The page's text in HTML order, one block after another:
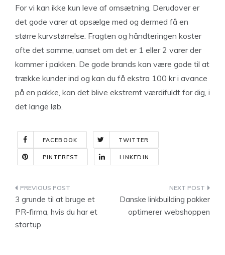
For vi kan ikke kun leve af omsætning. Derudover er
det gode varer at opsælge med og dermed få en
større kurvstørrelse. Fragten og håndteringen koster
ofte det samme, uanset om det er 1 eller 2 varer der
kommer i pakken. De gode brands kan være gode til at
trække kunder ind og kan du få ekstra 100 kr i avance
på en pakke, kan det blive ekstremt værdifuldt for dig, i
det lange løb.
FACEBOOK TWITTER
PINTEREST LINKEDIN
Indlægsnavigation
3 grunde til at bruge et
PR-firma, hvis du har et
startup
Danske linkbuilding pakker
optimerer webshoppen